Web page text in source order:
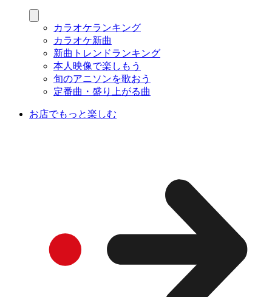
カラオケランキング
カラオケ新曲
新曲トレンドランキング
本人映像で楽しもう
旬のアニソンを歌おう
定番曲・盛り上がる曲
お店でもっと楽しむ